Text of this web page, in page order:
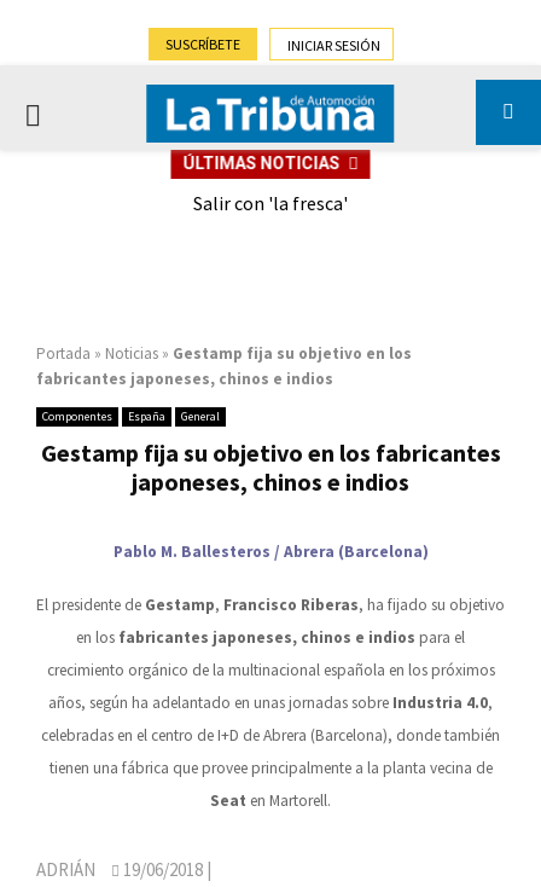
SUSCRÍBETE INICIAR SESIÓN
PRIMARY
ÚLTIMAS NOTICIAS
Salir con 'la fresca'
Portada » Noticias » Gestamp fija su objetivo en los
fabricantes japoneses, chinos e indios
Componentes España General
Gestamp fija su objetivo en los fabricantes
japoneses, chinos e indios
Pablo M. Ballesteros / Abrera (Barcelona)
El presidente de Gestamp, Francisco Riberas, ha fijado su objetivo
en los fabricantes japoneses, chinos e indios para el
crecimiento orgánico de la multinacional española en los próximos
años, según ha adelantado en unas jornadas sobre Industria 4.0,
celebradas en el centro de I+D de Abrera (Barcelona), donde también
tienen una fábrica que provee principalmente a la planta vecina de
Seat en Martorell.
ADRIÁN 19/06/2018 |